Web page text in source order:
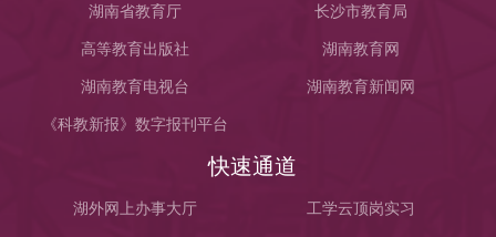
湖南省教育厅 长沙市教育局
高等教育出版社 湖南教育网
湖南教育电视台 湖南教育新闻网
《科教新报》数字报刊平台
快速通道
湖外网上办事大厅 工学云顶岗实习